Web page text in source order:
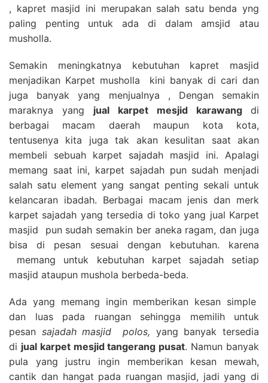
, kapret masjid ini merupakan salah satu benda yng
paling penting untuk ada di dalam amsjid atau
musholla.
Semakin meningkatnya kebutuhan kapret masjid
menjadikan Karpet musholla kini banyak di cari dan
juga banyak yang menjualnya , Dengan semakin
maraknya yang jual karpet mesjid karawang di
berbagai macam daerah maupun kota kota,
tentusenya kita juga tak akan kesulitan saat akan
membeli sebuah karpet sajadah masjid ini. Apalagi
memang saat ini, karpet sajadah pun sudah menjadi
salah satu element yang sangat penting sekali untuk
kelancaran ibadah. Berbagai macam jenis dan merk
karpet sajadah yang tersedia di toko yang jual Karpet
masjid pun sudah semakin ber aneka ragam, dan juga
bisa di pesan sesuai dengan kebutuhan. karena
memang untuk kebutuhan karpet sajadah setiap
masjid ataupun mushola berbeda-beda.
Ada yang memang ingin memberikan kesan simple
dan luas pada ruangan sehingga memilih untuk
pesan sajadah masjid polos, yang banyak tersedia
di jual karpet mesjid tangerang pusat. Namun banyak
pula yang justru ingin memberikan kesan mewah,
cantik dan hangat pada ruangan masjid, jadi yang di